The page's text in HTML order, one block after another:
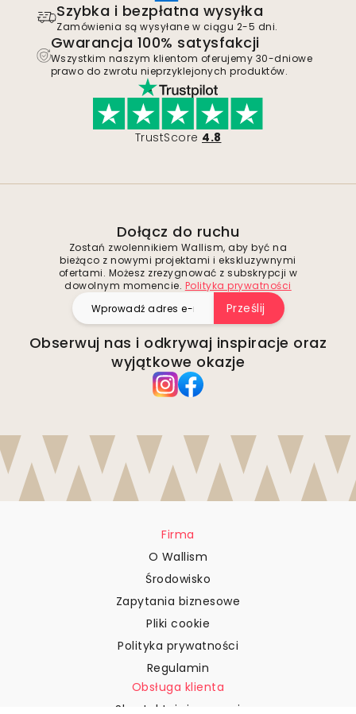
Szybka i bezpłatna wysyłka
Zamówienia są wysyłane w ciągu 2-5 dni.
Gwarancja 100% satysfakcji
Wszystkim naszym klientom oferujemy 30-dniowe
prawo do zwrotu nieprzyklejonych produktów.
TrustScore 4.8
Dołącz do ruchu
Zostań zwolennikiem Wallism, aby być na
bieżąco z nowymi projektami i ekskluzywnymi
ofertami. Możesz zrezygnować z subskrypcji w
dowolnym momencie. Polityka prywatności
Prześlij
Obserwuj nas i odkrywaj inspiracje oraz
wyjątkowe okazje
Firma
O Wallism
Środowisko
Zapytania biznesowe
Pliki cookie
Polityka prywatności
Regulamin
Obsługa klienta
Skontaktuj się z nami